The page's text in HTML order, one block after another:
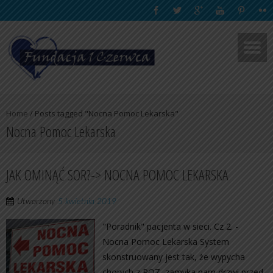
Home / Posts tagged "Nocna Pomoc Lekarska"
Nocna Pomoc Lekarska
JAK OMINĄĆ SOR?-> NOCNA POMOC LEKARSKA
Utworzony 5 kwietnia 2019
"Poradnik" pacjenta w sieci. Cz 2. -
Nocna Pomoc Lekarska System
skonstruowany jest tak, że wypycha